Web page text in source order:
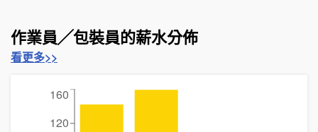
作業員╱包裝員的薪水分佈
看更多>>
120
160